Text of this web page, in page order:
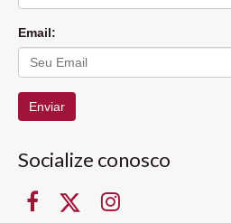
Email:
Enviar
Socialize conosco